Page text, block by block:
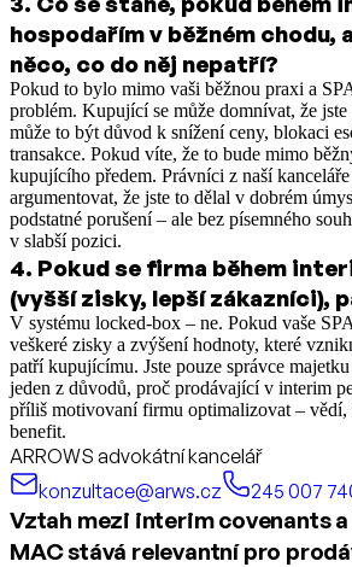
hospodařím v běžném chodu,
něco, co do něj nepatří?
Pokud to bylo mimo vaši běžnou praxi a
problém. Kupující se může domnívat, že jste
může to být důvod k snížení ceny, blokaci
transakce. Pokud víte, že to bude mimo
kupujícího předem. Právníci z naší
argumentovat, že jste to dělal v dobrém
podstatné porušení – ale bez písemného
v slabší pozici.
4. Pokud se firma během
(vyšší zisky, lepší zákazníci),
V systému locked-box – ne. Pokud vaše
veškeré zisky a zvýšení hodnoty, které
patří kupujícímu. Jste pouze správce
jeden z důvodů, proč prodávající v interim
příliš motivovaní firmu optimalizovat – vědí,
benefit.
ARROWS advokátní kancelář
konzultace@arws.cz
245 007
Vztah mezi interim covenants a
MAC stává relevantní pro